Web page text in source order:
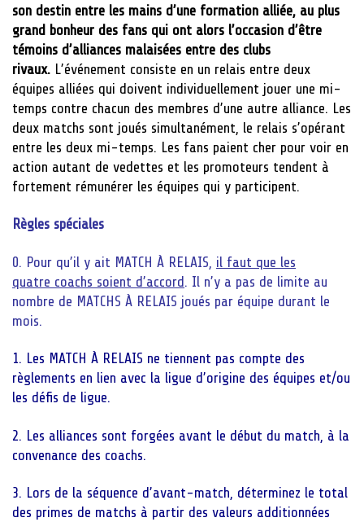
son destin entre les mains d’une formation alliée, au plus
grand bonheur des fans qui ont alors l’occasion d’être
témoins d’alliances malaisées entre des clubs
rivaux. L’événement consiste en un relais entre deux
équipes alliées qui doivent individuellement jouer une mi-
temps contre chacun des membres d’une autre alliance. Les
deux matchs sont joués simultanément, le relais s’opérant
entre les deux mi-temps. Les fans paient cher pour voir en
action autant de vedettes et les promoteurs tendent à
fortement rémunérer les équipes qui y participent.
Règles spéciales
0. Pour qu’il y ait MATCH À RELAIS, il faut que les
quatre coachs soient d’accord. Il n’y a pas de limite au
nombre de MATCHS À RELAIS joués par équipe durant le
mois.
1. Les MATCH À RELAIS ne tiennent pas compte des
règlements en lien avec la ligue d’origine des équipes et/ou
les défis de ligue.
2. Les alliances sont forgées avant le début du match, à la
convenance des coachs.
3. Lors de la séquence d’avant-match, déterminez le total
des primes de matchs à partir des valeurs additionnées